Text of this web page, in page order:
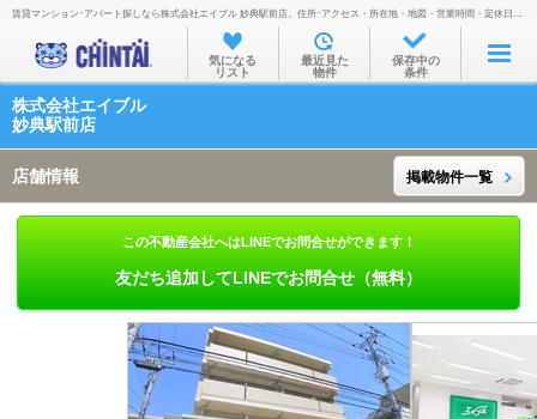
お部屋を探す
沿線・駅から
通勤通学時間から
物件特集から
TOP
賃貸マンション･アパート探しなら株式会社エイブル 妙典駅前店。住所･アクセス・所在地・地図・営業時間・定休日・電話番号などを掲載。
気になる
リスト
最近見た
物件
保存中の
条件
株式会社エイブル
妙典駅前店
店舗情報 掲載物件一覧
この不動産会社へはLINEでお問合せができます！
友だち追加してLINEでお問合せ（無料）